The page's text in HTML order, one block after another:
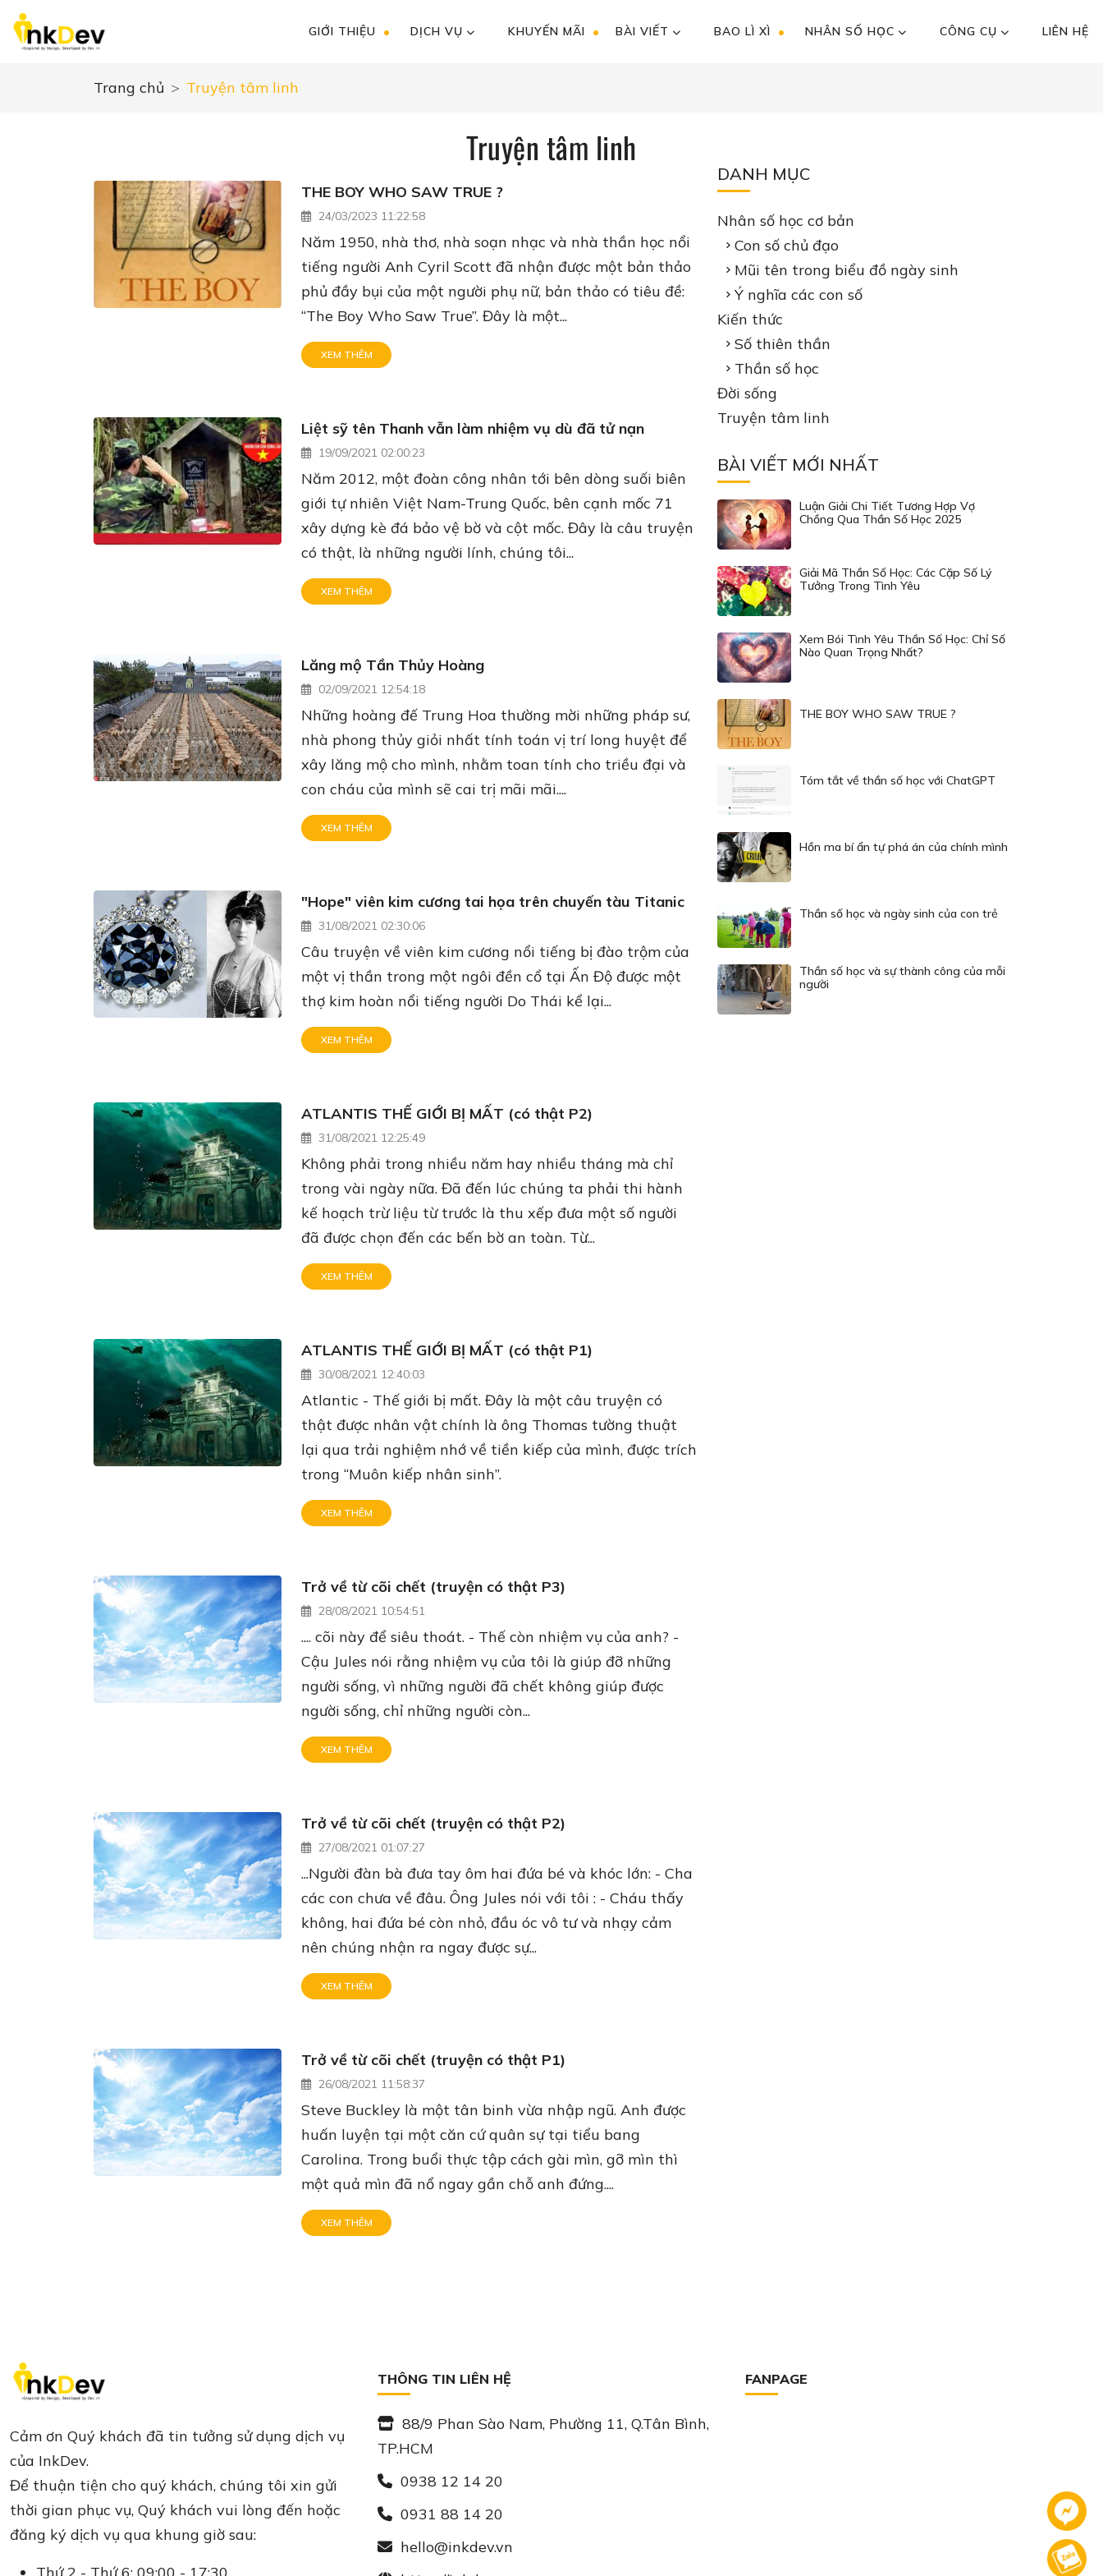
GIỚI THIỆU DỊCH VỤ KHUYẾN MÃI BÀI VIẾT BAO LÌ XÌ NHÂN SỐ HỌC CÔNG CỤ LIÊN HỆ
Trang chủ Truyện tâm linh
Truyện tâm linh
THE BOY WHO SAW TRUE ?
24/03/2023 11:22:58
Năm 1950, nhà thơ, nhà soạn nhạc và nhà thần học nổi
tiếng người Anh Cyril Scott đã nhận được một bản thảo
phủ đầy bụi của một người phụ nữ, bản thảo có tiêu đề:
“The Boy Who Saw True”. Đây là một...
XEM THÊM
Liệt sỹ tên Thanh vẫn làm nhiệm vụ dù đã tử nạn
19/09/2021 02:00:23
Năm 2012, một đoàn công nhân tới bên dòng suối biên
giới tự nhiên Việt Nam-Trung Quốc, bên cạnh mốc 71
xây dựng kè đá bảo vệ bờ và cột mốc. Đây là câu truyện
có thật, là những người lính, chúng tôi...
XEM THÊM
Lăng mộ Tần Thủy Hoàng
02/09/2021 12:54:18
Những hoàng đế Trung Hoa thường mời những pháp sư,
nhà phong thủy giỏi nhất tính toán vị trí long huyệt để
xây lăng mộ cho mình, nhằm toan tính cho triều đại và
con cháu của mình sẽ cai trị mãi mãi....
XEM THÊM
"Hope" viên kim cương tai họa trên chuyến tàu Titanic
31/08/2021 02:30:06
Câu truyện về viên kim cương nổi tiếng bị đào trộm của
một vị thần trong một ngôi đền cổ tại Ấn Độ được một
thợ kim hoàn nổi tiếng người Do Thái kể lại...
XEM THÊM
ATLANTIS THẾ GIỚI BỊ MẤT (có thật P2)
31/08/2021 12:25:49
Không phải trong nhiều năm hay nhiều tháng mà chỉ
trong vài ngày nữa. Đã đến lúc chúng ta phải thi hành
kế hoạch trừ liệu từ trước là thu xếp đưa một số người
đã được chọn đến các bến bờ an toàn. Từ...
XEM THÊM
ATLANTIS THẾ GIỚI BỊ MẤT (có thật P1)
30/08/2021 12:40:03
Atlantic - Thế giới bị mất. Đây là một câu truyện có
thật được nhân vật chính là ông Thomas tường thuật
lại qua trải nghiệm nhớ về tiền kiếp của mình, được trích
trong “Muôn kiếp nhân sinh”.
XEM THÊM
Trở về từ cõi chết (truyện có thật P3)
28/08/2021 10:54:51
.... cõi này để siêu thoát. - Thế còn nhiệm vụ của anh? -
Cậu Jules nói rằng nhiệm vụ của tôi là giúp đỡ những
người sống, vì những người đã chết không giúp được
người sống, chỉ những người còn...
XEM THÊM
Trở về từ cõi chết (truyện có thật P2)
27/08/2021 01:07:27
...Người đàn bà đưa tay ôm hai đứa bé và khóc lớn: - Cha
các con chưa về đâu. Ông Jules nói với tôi : - Cháu thấy
không, hai đứa bé còn nhỏ, đầu óc vô tư và nhạy cảm
nên chúng nhận ra ngay được sự...
XEM THÊM
Trở về từ cõi chết (truyện có thật P1)
26/08/2021 11:58:37
Steve Buckley là một tân binh vừa nhập ngũ. Anh được
huấn luyện tại một căn cứ quân sự tại tiểu bang
Carolina. Trong buổi thực tập cách gài mìn, gỡ mìn thì
một quả mìn đã nổ ngay gần chỗ anh đứng....
XEM THÊM
DANH MỤC
Nhân số học cơ bản
Con số chủ đạo
Mũi tên trong biểu đồ ngày sinh
Ý nghĩa các con số
Kiến thức
Số thiên thần
Thần số học
Đời sống
Truyện tâm linh
BÀI VIẾT MỚI NHẤT
Luận Giải Chi Tiết Tương Hợp Vợ
Chồng Qua Thần Số Học 2025
Giải Mã Thần Số Học: Các Cặp Số Lý
Tưởng Trong Tình Yêu
Xem Bói Tình Yêu Thần Số Học: Chỉ Số
Nào Quan Trọng Nhất?
THE BOY WHO SAW TRUE ?
Tóm tắt về thần số học với ChatGPT
Hồn ma bí ẩn tự phá án của chính mình
Thần số học và ngày sinh của con trẻ
Thần số học và sự thành công của mỗi
người
Cảm ơn Quý khách đã tin tưởng sử dụng dịch vụ
của InkDev.
Để thuận tiện cho quý khách, chúng tôi xin gửi
thời gian phục vụ, Quý khách vui lòng đến hoặc
đăng ký dịch vụ qua khung giờ sau:
Thứ 2 - Thứ 6: 09:00 - 17:30
THÔNG TIN LIÊN HỆ
88/9 Phan Sào Nam, Phường 11, Q.Tân Bình,
TP.HCM
0938 12 14 20
0931 88 14 20
hello@inkdev.vn
FANPAGE